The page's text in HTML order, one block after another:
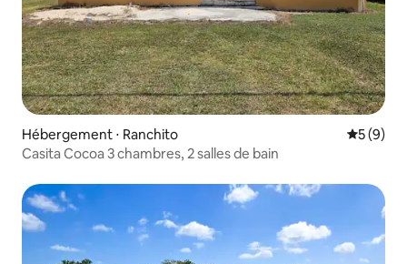
Hébergement ⋅ Ranchito
5 (9)
Casita Cocoa 3 chambres, 2 salles de bain